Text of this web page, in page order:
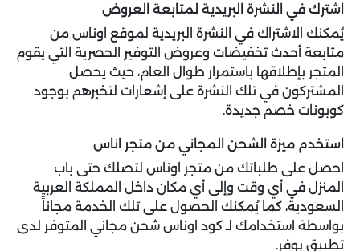
اشترك في النشرة البريدية لمتابعة العروض
يُمكنك الاشتراك في النشرة البريدية لموقع اوناس من
متابعة أحدث تخفيضات وعروض التوفير الحصرية التي يقوم
المتجر بإطلاقها باستمرار طوال العام، حيث يحصل
المشتركون في تلك النشرة على إشعارات لتخبرهم بوجود
كوبونات خصم جديدة.
استخدم ميزة الشحن المجاني من متجر اناس
احصل على طلباتك من متجر اوناس لتصلك حتى باب
المنزل في أي وقت وإلى أي مكان داخل المملكة العربية
السعودية، كما يُمكنك الحصول على تلك الخدمة مجاناً
بواسطة استخدامك لـ كود اوناس شحن مجاني المتوفر لدى
تطبيق يوفر.